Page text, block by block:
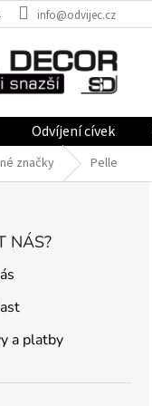
info@odvijec.cz
Odvíjení cívek
značky Pelle
NÁS?
a platby